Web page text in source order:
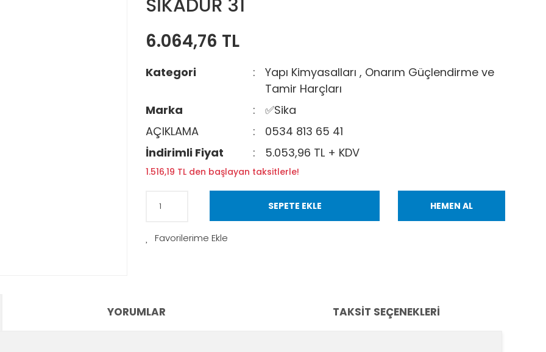
SİKADUR 31
6.064,76 TL
Kategori Yapı Kimyasalları , Onarım Güçlendirme ve
Tamir Harçları
Marka
✅Sika
AÇIKLAMA
0534 813 65 41
İndirimli Fiyat
5.053,96 TL + KDV
1.516,19 TL den başlayan taksitlerle!
SEPETE EKLE HEMEN AL
YORUMLAR TAKSIT SEÇENEKLERI